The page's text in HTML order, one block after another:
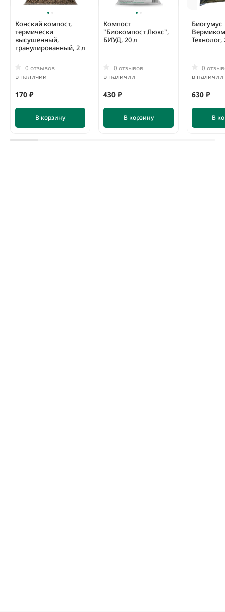
Конский компост,
термически
высушенный,
гранулированный, 2 л
0 отзывов
в наличии
170 ₽
В корзину
Компост
"Биокомпост Люкс",
БИУД, 20 л
0 отзывов
в наличии
430 ₽
В корзину
Биогумус
Технолог,
0
в наличии
630 ₽
В